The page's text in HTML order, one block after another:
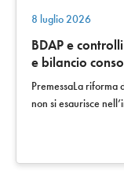
8 luglio 2026
BDAP e
e bilancio
PremessaLa
non si esaurisce